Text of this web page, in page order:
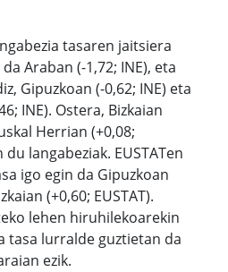
tasaren jaitsiera
Araban (-1,72; INE), eta
Gipuzkoan (-0,62; INE) eta
INE). Ostera, Bizkaian
Herrian (+0,08;
du langabeziak. EUSTATen
igo egin da Gipuzkoan
(+0,60; EUSTAT).
lehen hiruhilekoarekin
tasa lurralde guztietan da
ezik.